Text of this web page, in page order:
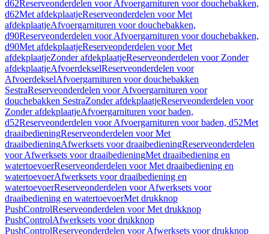
d62Reserveonderdelen voor Afvoergarnituren voor douchebakken,
d62Met afdekplaatjeReserveonderdelen voor Met
afdekplaatjeAfvoergarnituren voor douchebakken,
d90Reserveonderdelen voor Afvoergarnituren voor douchebakken,
d90Met afdekplaatjeReserveonderdelen voor Met
afdekplaatjeZonder afdekplaatjeReserveonderdelen voor Zonder
afdekplaatjeAfvoerdekselReserveonderdelen voor
AfvoerdekselAfvoergarnituren voor douchebakken
SestraReserveonderdelen voor Afvoergarnituren voor
douchebakken SestraZonder afdekplaatjeReserveonderdelen voor
Zonder afdekplaatjeAfvoergarnituren voor baden,
d52Reserveonderdelen voor Afvoergarnituren voor baden, d52Met
draaibedieningReserveonderdelen voor Met
draaibedieningAfwerksets voor draaibedieningReserveonderdelen
voor Afwerksets voor draaibedieningMet draaibediening en
watertoevoerReserveonderdelen voor Met draaibediening en
watertoevoerAfwerksets voor draaibediening en
watertoevoerReserveonderdelen voor Afwerksets voor
draaibediening en watertoevoerMet drukknop
PushControlReserveonderdelen voor Met drukknop
PushControlAfwerksets voor drukknop
PushControlReserveonderdelen voor Afwerksets voor drukknop